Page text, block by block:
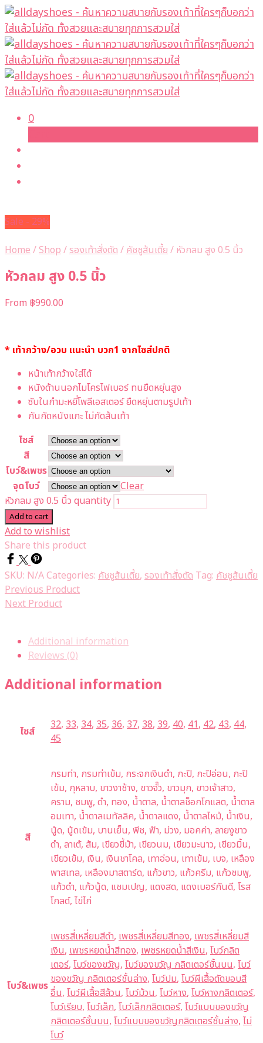
0
Sale - 29%
Home/Shop/รองเท้าสั่งตัด/คัชชูส้นเตี้ย/ หัวกลม สูง 0.5 นิ้ว
หัวกลม สูง 0.5 นิ้ว
From ฿990.00
* เท้ากว้าง/อวบ แนะนำ บวก1 จากไซส์ปกติ
หน้าเท้ากว้างใส่ได้
หนังด้านนอกไมโครไฟเบอร์ ทนยืดหยุ่นสูง
ซับในกำมะหยี่โพลีเอสเตอร์ ยืดหยุ่นตามรูปเท้า
กันกัดหนังแกะ ไม่กัดส้นเท้า
ไซส์
สี
โบว์&เพชร
จุดโบว์
Clear
หัวกลม สูง 0.5 นิ้ว quantity
Add to cart
Add to wishlist
Share this product
SKU: N/ACategories: คัชชูส้นเตี้ย, รองเท้าสั่งตัด Tag: คัชชูส้นเตี้ย
Previous Product
Next Product
Additional information
Reviews (0)
Additional information
ไซส์ 32, 33, 34, 35, 36, 37, 38, 39, 40, 41, 42, 43, 44,
45
สี
กรมท่า, กรมท่าเข้ม, กระจกเงินดำ, กะปิ, กะปิอ่อน, กะปิ
เข้ม, กุหลาบ, ขาวงาช้าง, ขาวจั๊ว, ขาวมุก, ขาวเจ้าสาว,
คราม, ชมพู, ดำ, ทอง, น้ำตาล, น้ำตาลช็อกโกแลต, น้ำตาล
อมเทา, น้ำตาลเมทัลลิค, น้ำตาลแดง, น้ำตาลไหม้, น้ำเงิน,
นู้ด, นู้ดเข้ม, บานเย็น, พีช, ฟ้า, ม่วง, มอคค่า, ลายงูขาว
ดำ, ลาเต้, ส้ม, เขียวขี้ม้า, เขียวนม, เขียวมะนาว, เขียวมิ้น,
เขียวเข้ม, เงิน, เงินชาโคล, เทาอ่อน, เทาเข้ม, เบจ, เหลือง
พาสเทล, เหลืองมาสตาร์ด, แก้วขาว, แก้วครีม, แก้วชมพู,
แก้วดำ, แก้วนู้ด, แชมเปญ, แดงสด, แดงเบอร์กันดี, โรส
โกลด์, ไข่ไก่
โบว์&เพชร
เพชรสี่เหลี่ยมสีดำ, เพชรสี่เหลี่ยมสีทอง, เพชรสี่เหลี่ยมสี
เงิน, เพชรหยดน้ำสีทอง, เพชรหยดน้ำสีเงิน, โบว์กลิต
เตอร์, โบว์ของขวัญ, โบว์ของขวัญ กลิตเตอร์ชั้นบน, โบว์
ของขวัญ กลิตเตอร์ชั้นล่าง, โบว์ปม, โบว์ผีเสื้อตัดขอบสี
อื่น, โบว์ผีเสื้อสีล้วน, โบว์ม้วน, โบว์หาง, โบว์หางกลิตเตอร์,
โบว์เรียบ, โบว์เล็ก, โบว์เล็กกลิตเตอร์, โบว์แบบของขวัญ
กลิตเตอร์ชั้นบน, โบว์แบบของขวัญกลิตเตอร์ชั้นล่าง, ไม่
โบว์